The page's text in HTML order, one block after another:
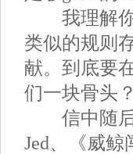
我理解你
类似的规则
献。到底要
们一块骨头
信中随后
Jed、《威